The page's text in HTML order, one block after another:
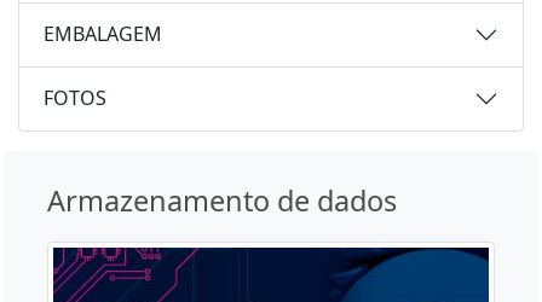
EMBALAGEM
FOTOS
Armazenamento de dados